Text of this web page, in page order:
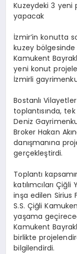
Kuzeydeki 3 yeni
yapacak
İzmir’in konutta
kuzey bölgesinde
Kamukent
yeni konut
İzmirli
Bostanlı
toplantısında,
Deniz
Broker Hakan
danışmanına
gerçekleştirdi.
Toplantı
katılımcıları
inşa edilen Sirius
S.S. Çiğli
yaşama
Kamukent
birlikte
bilgilendirdi.